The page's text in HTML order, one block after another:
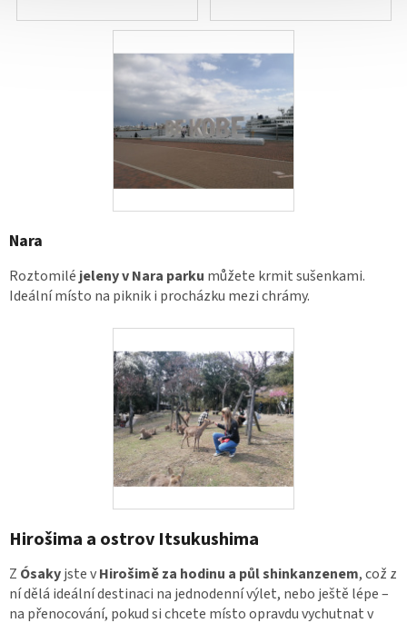
Nara
Roztomilé jeleny v Nara parku můžete krmit sušenkami.
Ideální místo na piknik i procházku mezi chrámy.
Hirošima a ostrov Itsukushima
Z Ósakyjste vHirošimě za hodinu a půl shinkanzenem, což z
ní dělá ideální destinaci na jednodenní výlet, nebo ještě lépe –
na přenocování, pokud si chcete místo opravdu vychutnat v